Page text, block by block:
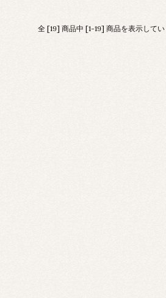
全 [19] 商品中 [1-19] 商品を表示して